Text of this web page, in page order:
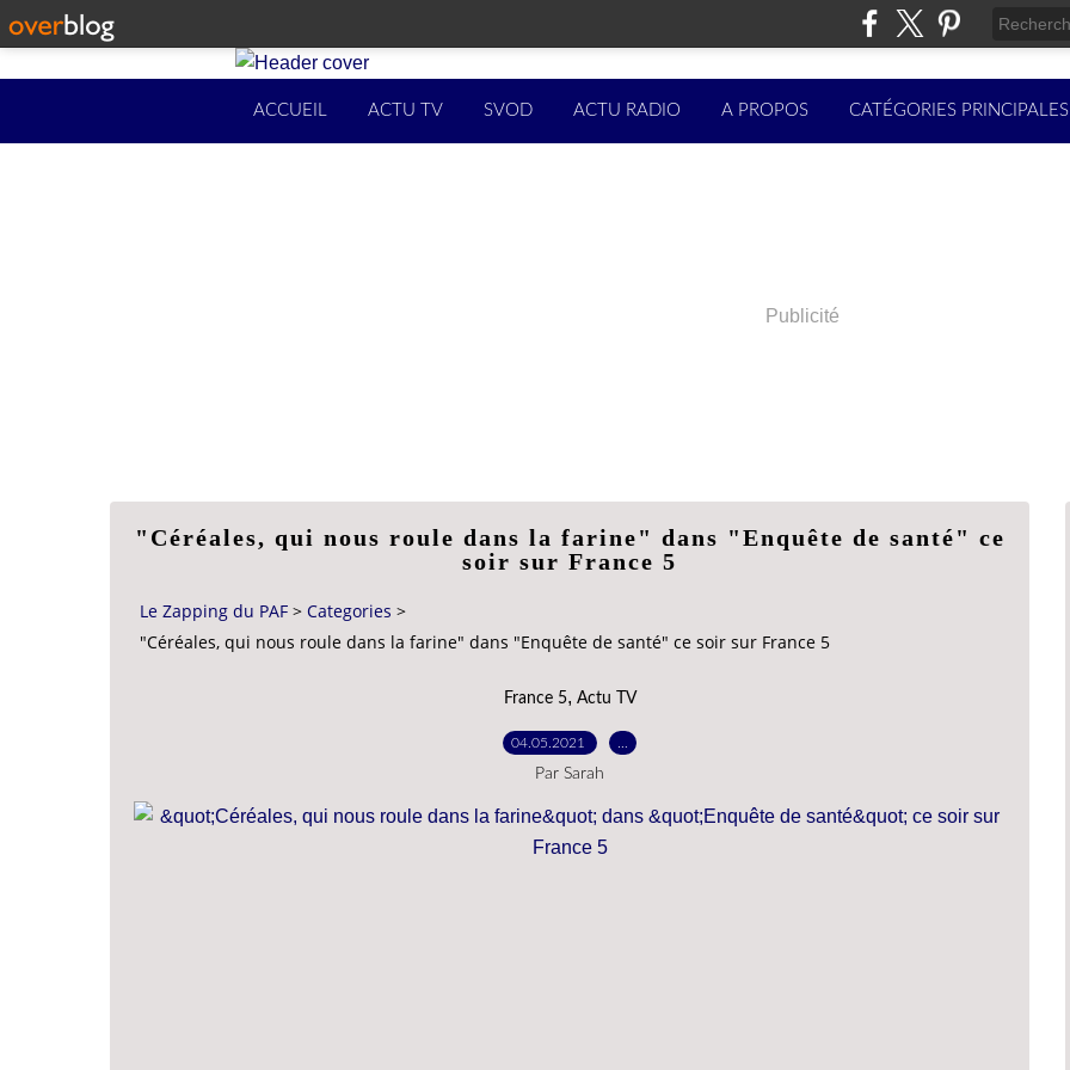
ACCUEIL ACTU TV SVOD ACTU RADIO A PROPOS CATÉGORIES PRINCIPALES
Publicité
"Céréales, qui nous roule dans la farine" dans "Enquête de santé" ce
soir sur France 5
Le Zapping du PAF > Categories >
"Céréales, qui nous roule dans la farine" dans "Enquête de santé" ce soir sur France 5
France 5, Actu TV
04.05.2021
Par Sarah